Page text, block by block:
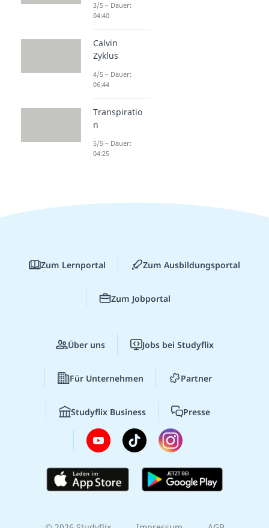
3/5 – Dauer:
04:40
Calvin
Zyklus
4/5 – Dauer:
06:44
Transpiratio
n
5/5 – Dauer:
04:25
Zum Lernportal Zum Ausbildungsportal
Zum Jobportal
Über uns Jobs bei Studyflix
Für Unternehmen Partner
Studyflix Business Presse